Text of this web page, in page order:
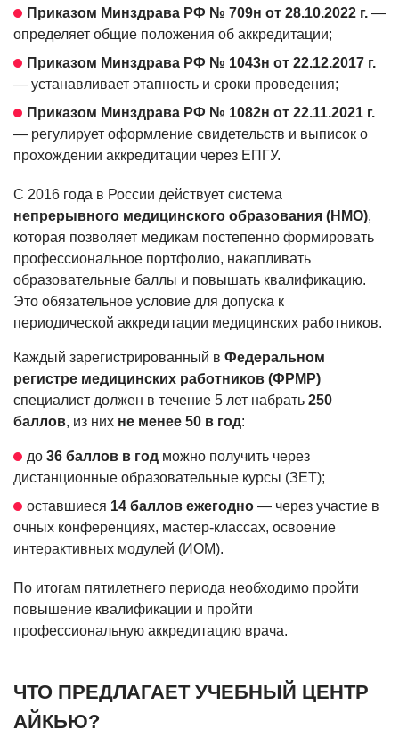
Приказом Минздрава РФ № 709н от 28.10.2022 г. —
определяет общие положения об аккредитации;
Приказом Минздрава РФ № 1043н от 22.12.2017 г.
— устанавливает этапность и сроки проведения;
Приказом Минздрава РФ № 1082н от 22.11.2021 г.
— регулирует оформление свидетельств и выписок о
прохождении аккредитации через ЕПГУ.
С 2016 года в России действует система
непрерывного медицинского образования (НМО),
которая позволяет медикам постепенно формировать
профессиональное портфолио, накапливать
образовательные баллы и повышать квалификацию.
Это обязательное условие для допуска к
периодической аккредитации медицинских работников.
Каждый зарегистрированный в Федеральном
регистре медицинских работников (ФРМР)
специалист должен в течение 5 лет набрать 250
баллов, из них не менее 50 в год:
до 36 баллов в год можно получить через
дистанционные образовательные курсы (ЗЕТ);
оставшиеся 14 баллов ежегодно — через участие в
очных конференциях, мастер-классах, освоение
интерактивных модулей (ИОМ).
По итогам пятилетнего периода необходимо пройти
повышение квалификации и пройти
профессиональную аккредитацию врача.
ЧТО ПРЕДЛАГАЕТ УЧЕБНЫЙ ЦЕНТР
АЙКЬЮ?